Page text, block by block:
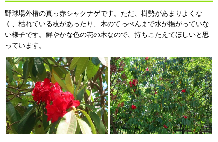
野球場外構の真っ赤シャクナゲです。ただ、樹勢があまりよくな
く、枯れている枝があったり、木のてっぺんまで水が揚がっていな
い様子です。鮮やかな色の花の木なので、持ちこたえてほしいと思
っています。